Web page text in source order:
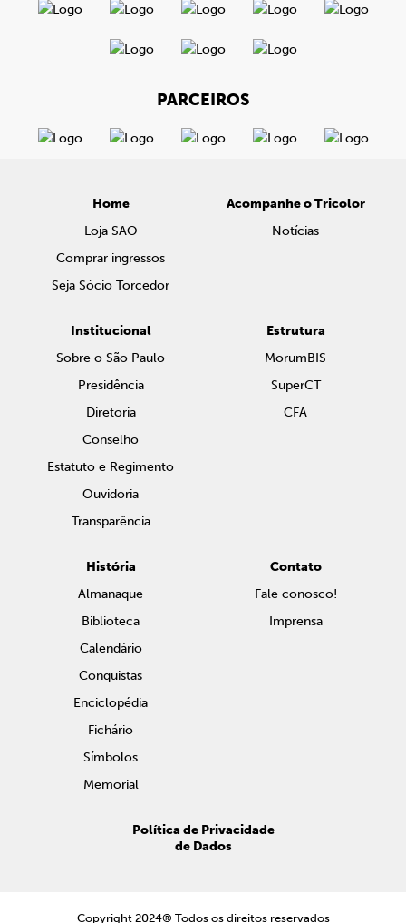
PARCEIROS
Home
Loja SAO
Comprar ingressos
Seja Sócio Torcedor
Acompanhe o Tricolor
Notícias
Institucional
Sobre o São Paulo
Presidência
Diretoria
Conselho
Estatuto e Regimento
Ouvidoria
Transparência
Estrutura
MorumBIS
SuperCT
CFA
História
Almanaque
Biblioteca
Calendário
Conquistas
Enciclopédia
Fichário
Símbolos
Memorial
Contato
Fale conosco!
Imprensa
Política de Privacidade
de Dados
Copyright 2024® Todos os direitos reservados